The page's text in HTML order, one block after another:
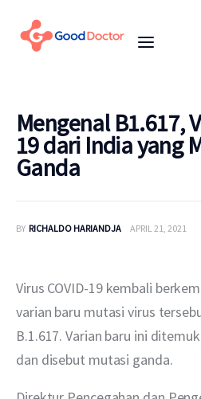
Untuk Bisnis
Layanan
Mengenal B1.617,
19 dari India yang
Ganda
BY RICHALDO HARIANDJA APRIL 21, 2021
Virus COVID-19 kembali
varian baru mutasi virus
B.1.617. Varian baru ini
dan disebut mutasi ganda.